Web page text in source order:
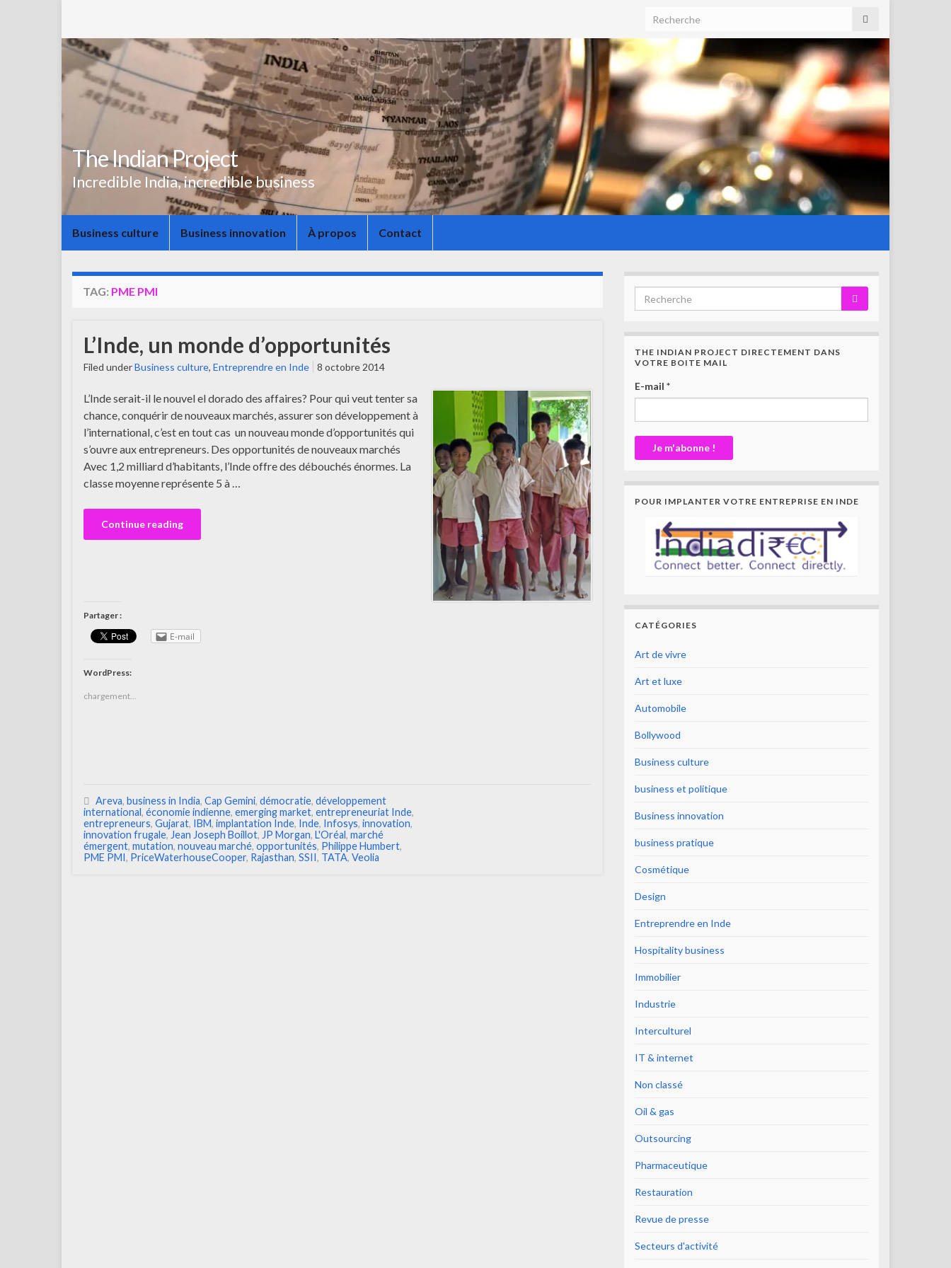
The Indian Project
Incredible India, incredible business
Business culture Business innovation À propos Contact
TAG: PME PMI
L’Inde, un monde d’opportunités
Filed underBusiness culture, Entreprendre en Inde 8 octobre 2014
L’Inde serait-il le nouvel el dorado des affaires? Pour qui veut tenter sa
chance, conquérir de nouveaux marchés, assurer son développement à
l’international, c’est en tout cas un nouveau monde d’opportunités qui
s’ouvre aux entrepreneurs. Des opportunités de nouveaux marchés
Avec 1,2 milliard d’habitants, l’Inde offre des débouchés énormes. La
classe moyenne représente 5 à …
Continue reading
Partager :
E-mail
WordPress:
chargement…
Areva, business in India, Cap Gemini, démocratie, développement
international, économie indienne, emerging market, entrepreneuriat Inde,
entrepreneurs, Gujarat, IBM, implantation Inde, Inde, Infosys, innovation,
innovation frugale, Jean Joseph Boillot, JP Morgan, L'Oréal, marché
émergent, mutation, nouveau marché, opportunités, Philippe Humbert,
PME PMI, PriceWaterhouseCooper, Rajasthan, SSII, TATA, Veolia
THE INDIAN PROJECT DIRECTEMENT DANS
VOTRE BOITE MAIL
E-mail *
POUR IMPLANTER VOTRE ENTREPRISE EN INDE
CATÉGORIES
Art de vivre
Art et luxe
Automobile
Bollywood
Business culture
business et politique
Business innovation
business pratique
Cosmétique
Design
Entreprendre en Inde
Hospitality business
Immobilier
Industrie
Interculturel
IT & internet
Non classé
Oil & gas
Outsourcing
Pharmaceutique
Restauration
Revue de presse
Secteurs d'activité